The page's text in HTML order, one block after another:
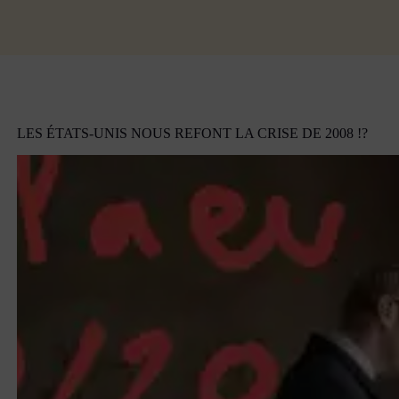
LES ÉTATS-UNIS NOUS REFONT LA CRISE DE 2008 !?